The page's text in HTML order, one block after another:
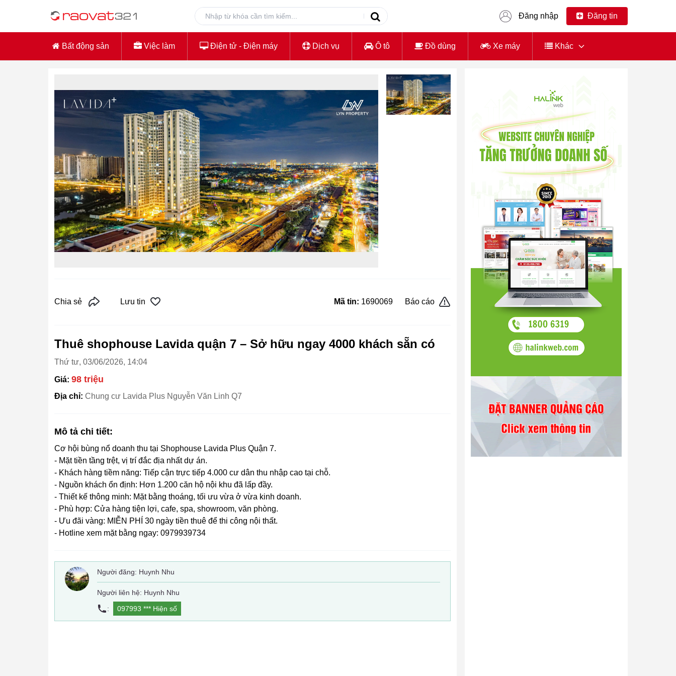
Đăng nhập Đăng tin
Bất động sản Việc làm Điện tử - Điện máy Dịch vụ Ô tô Đồ dùng Xe máy Khác
Chia sẻ Lưu tin Mã tin: 1690069 Báo cáo
Thuê shophouse Lavida quận 7 – Sở hữu ngay 4000 khách sẵn có
Thứ tư, 03/06/2026, 14:04
Giá: 98 triệu
Địa chỉ: Chung cư Lavida Plus Nguyễn Văn Linh Q7
Mô tả chi tiết:
Cơ hội bùng nổ doanh thu tại Shophouse Lavida Plus Quận 7.
- Mặt tiền tầng trệt, vị trí đắc địa nhất dự án.
- Khách hàng tiềm năng: Tiếp cận trực tiếp 4.000 cư dân thu nhập cao tại chỗ.
- Nguồn khách ổn định: Hơn 1.200 căn hộ nội khu đã lấp đầy.
- Thiết kế thông minh: Mặt bằng thoáng, tối ưu vừa ở vừa kinh doanh.
- Phù hợp: Cửa hàng tiện lợi, cafe, spa, showroom, văn phòng.
- Ưu đãi vàng: MIỄN PHÍ 30 ngày tiền thuê để thi công nội thất.
- Hotline xem mặt bằng ngay: 0979939734
Người đăng: Huynh Nhu
Người liên hệ: Huynh Nhu
:
097993 *** Hiện số